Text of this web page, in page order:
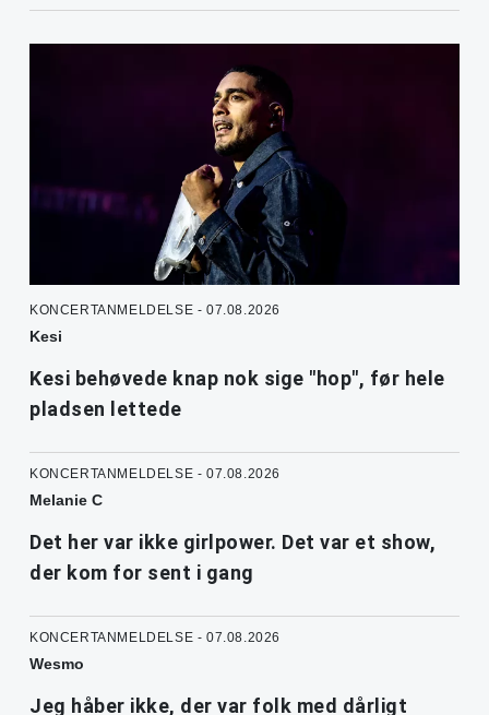
KONCERTANMELDELSE - 07.08.2026
Kesi
Kesi behøvede knap nok sige "hop", før hele
pladsen lettede
KONCERTANMELDELSE - 07.08.2026
Melanie C
Det her var ikke girlpower. Det var et show,
der kom for sent i gang
KONCERTANMELDELSE - 07.08.2026
Wesmo
Jeg håber ikke, der var folk med dårligt